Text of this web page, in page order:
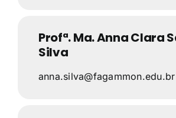
Profª. Ma. Anna Clara
Silva
anna.silva@fagammon.edu.br